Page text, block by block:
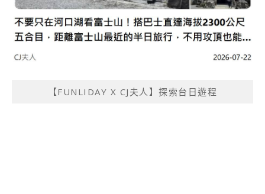
【FUNLIDAY X CJ夫人】探索台日遊程